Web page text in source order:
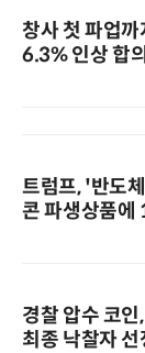
창사 첫 파업
6.3% 인상 합의
트럼프, '반도
콘 파생상품에
경찰 압수 코
최종 낙찰자 선